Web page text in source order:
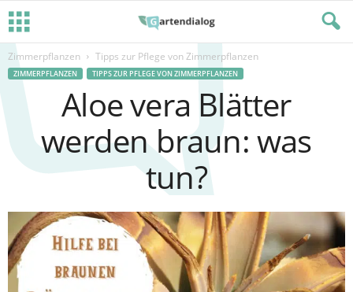
Zimmerpflanzen Tipps zur Pflege von Zimmerpflanzen
ZIMMERPFLANZEN TIPPS ZUR PFLEGE VON ZIMMERPFLANZEN
Aloe vera Blätter
werden braun: was
tun?